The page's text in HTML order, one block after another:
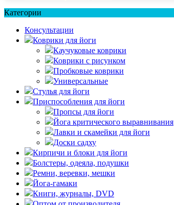
Категории
Консультации
Коврики для йоги
Каучуковые коврики
Коврики с рисунком
Пробковые коврики
Универсальные
Стулья для йоги
Приспособления для йоги
Пропсы для йоги
Йога критического выравнивания
Лавки и скамейки для йоги
Доски садху
Кирпичи и блоки для йоги
Болстеры, одеяла, подушки
Ремни, веревки, мешки
Йога-гамаки
Книги, журналы, DVD